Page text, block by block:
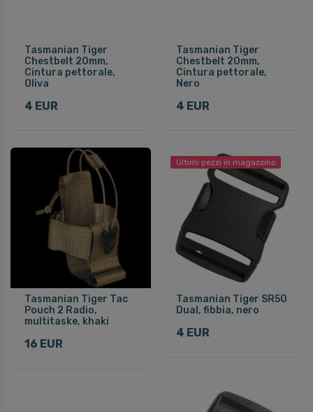
Tasmanian Tiger
Chestbelt 20mm,
Cintura pettorale,
Oliva
4 EUR
Tasmanian Tiger
Chestbelt 20mm,
Cintura pettorale,
Nero
4 EUR
Tasmanian Tiger Tac
Pouch 2 Radio,
multitaske, khaki
16 EUR
Ultimi pezzi in magazzino
Tasmanian Tiger SR50
Dual, fibbia, nero
4 EUR